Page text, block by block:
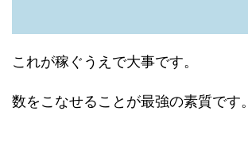
これが稼ぐうえで大事です。
数をこなせることが最強の素質です。